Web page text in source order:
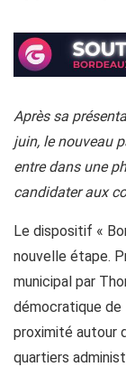
Après sa
juin, le nouveau
entre dans une
candidater aux
Le dispositif «
nouvelle étape.
municipal par
démocratique de
proximité autour
quartiers